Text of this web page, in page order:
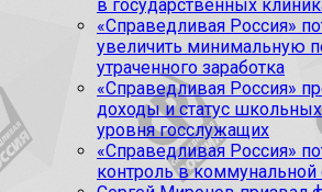
в государственных
«Справедливая Россия»
увеличить минимальную
утраченного заработка
«Справедливая Россия»
доходы и статус
уровня госслужащих
«Справедливая Россия»
контроль в